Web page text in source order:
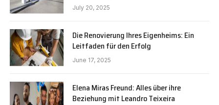
July 20, 2025
Die Renovierung Ihres Eigenheims: Ein
Leitfaden für den Erfolg
June 17, 2025
Elena Miras Freund: Alles über ihre
Beziehung mit Leandro Teixeira